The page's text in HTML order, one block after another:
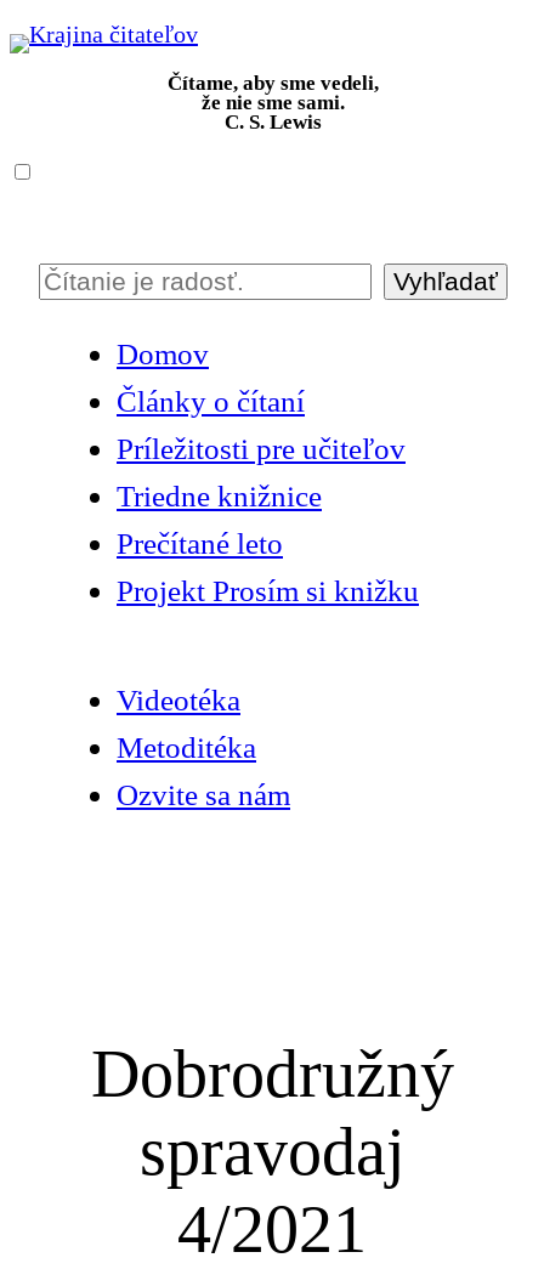
Prejsť
Čítame, aby sme vedeli,
že nie sme sami.
C. S. Lewis
H
Vyhľadať
Domov
Články o čítaní
Príležitosti pre učiteľov
Triedne knižnice
Prečítané leto
Projekt Prosím si knižku
Videotéka
Metoditéka
Ozvite sa nám
Dobrodružný
spravodaj
4/2021